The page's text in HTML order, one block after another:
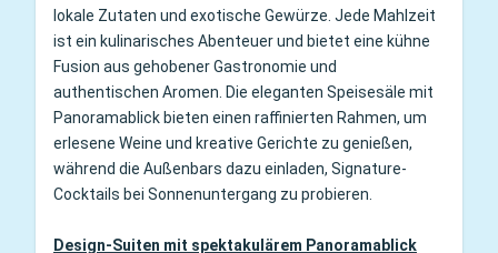
lokale Zutaten und exotische Gewürze. Jede Mahlzeit
ist ein kulinarisches Abenteuer und bietet eine kühne
Fusion aus gehobener Gastronomie und
authentischen Aromen. Die eleganten Speisesäle mit
Panoramablick bieten einen raffinierten Rahmen, um
erlesene Weine und kreative Gerichte zu genießen,
während die Außenbars dazu einladen, Signature-
Cocktails bei Sonnenuntergang zu probieren.
Design-Suiten mit spektakulärem Panoramablick